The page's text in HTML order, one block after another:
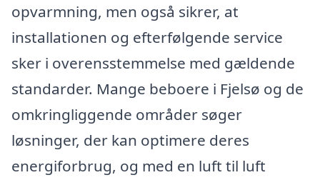
opvarmning, men også sikrer, at
installationen og efterfølgende service
sker i overensstemmelse med gældende
standarder. Mange beboere i Fjelsø og de
omkringliggende områder søger
løsninger, der kan optimere deres
energiforbrug, og med en luft til luft